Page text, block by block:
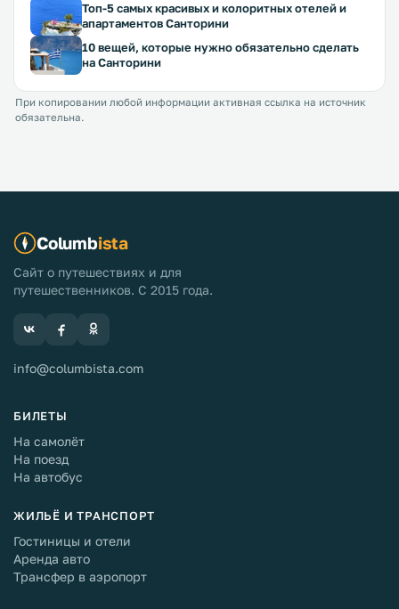
Топ-5 самых красивых и колоритных отелей и
апартаментов Санторини
10 вещей, которые нужно обязательно сделать
на Санторини
При копировании любой информации активная ссылка на источник
обязательна.
Columbista
Сайт о путешествиях и для
путешественников. С 2015 года.
info@columbista.com
БИЛЕТЫ
На самолёт
На поезд
На автобус
ЖИЛЬЁ И ТРАНСПОРТ
Гостиницы и отели
Аренда авто
Трансфер в аэропорт